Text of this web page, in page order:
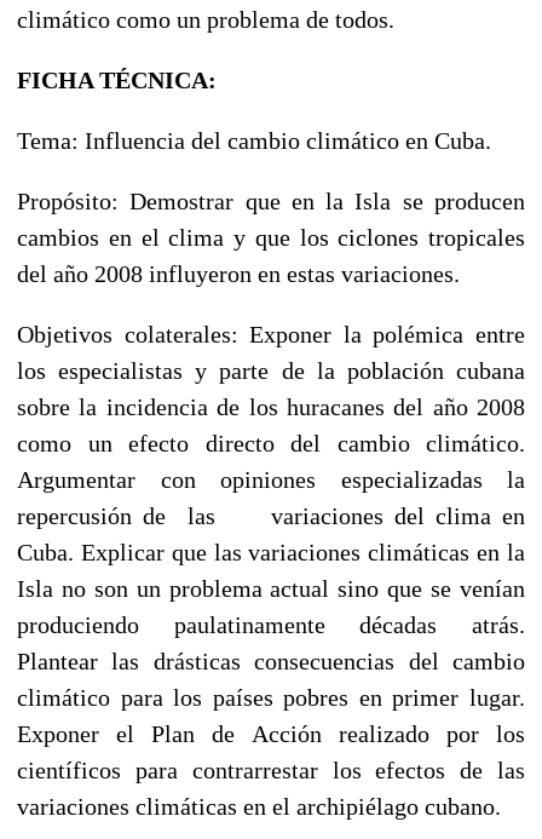
climático como un problema de todos.
FICHA TÉCNICA:
Tema: Influencia del cambio climático en Cuba.
Propósito: Demostrar que en la Isla se producen
cambios en el clima y que los ciclones tropicales
del año 2008 influyeron en estas variaciones.
Objetivos colaterales: Exponer la polémica entre
los especialistas y parte de la población cubana
sobre la incidencia de los huracanes del año 2008
como un efecto directo del cambio climático.
Argumentar con opiniones especializadas la
repercusión de las variaciones del clima en
Cuba. Explicar que las variaciones climáticas en la
Isla no son un problema actual sino que se venían
produciendo paulatinamente décadas atrás.
Plantear las drásticas consecuencias del cambio
climático para los países pobres en primer lugar.
Exponer el Plan de Acción realizado por los
científicos para contrarrestar los efectos de las
variaciones climáticas en el archipiélago cubano.